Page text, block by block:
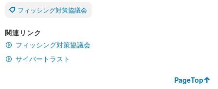
フィッシング対策協議会
関連リンク
フィッシング対策協議会
サイバートラスト
PageTop